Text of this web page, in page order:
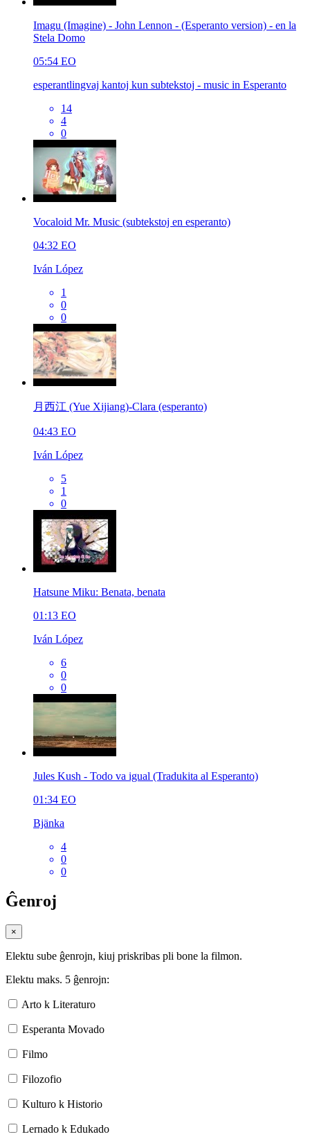
Imagu (Imagine) - John Lennon - (Esperanto version) - en la
Stela Domo
05:54 EO
esperantlingvaj kantoj kun subtekstoj - music in Esperanto
14
4
0
Vocaloid Mr. Music (subtekstoj en esperanto)
04:32 EO
Iván López
1
0
0
月西江 (Yue Xijiang)-Clara (esperanto)
04:43 EO
Iván López
5
1
0
Hatsune Miku: Benata, benata
01:13 EO
Iván López
6
0
0
Jules Kush - Todo va igual (Tradukita al Esperanto)
01:34 EO
Bjänka
4
0
0
Ĝenroj
×
Elektu sube ĝenrojn, kiuj priskribas pli bone la filmon.
Elektu maks. 5 ĝenrojn:
Arto k Literaturo
Esperanta Movado
Filmo
Filozofio
Kulturo k Historio
Lernado k Edukado